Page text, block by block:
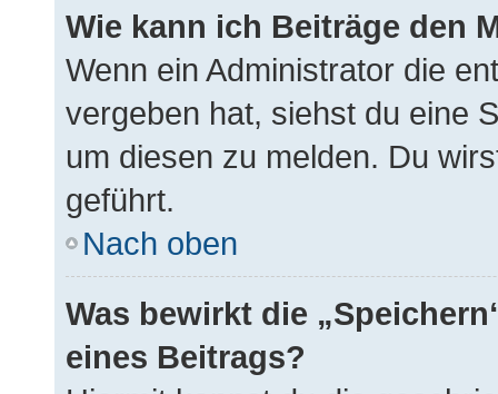
Wie kann ich Beiträge den
Wenn ein Administrator die
vergeben hat, siehst du eine
um diesen zu melden. Du
geführt.
Nach oben
Was bewirkt die
eines Beitrags?